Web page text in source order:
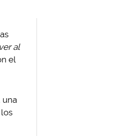
al
el
una